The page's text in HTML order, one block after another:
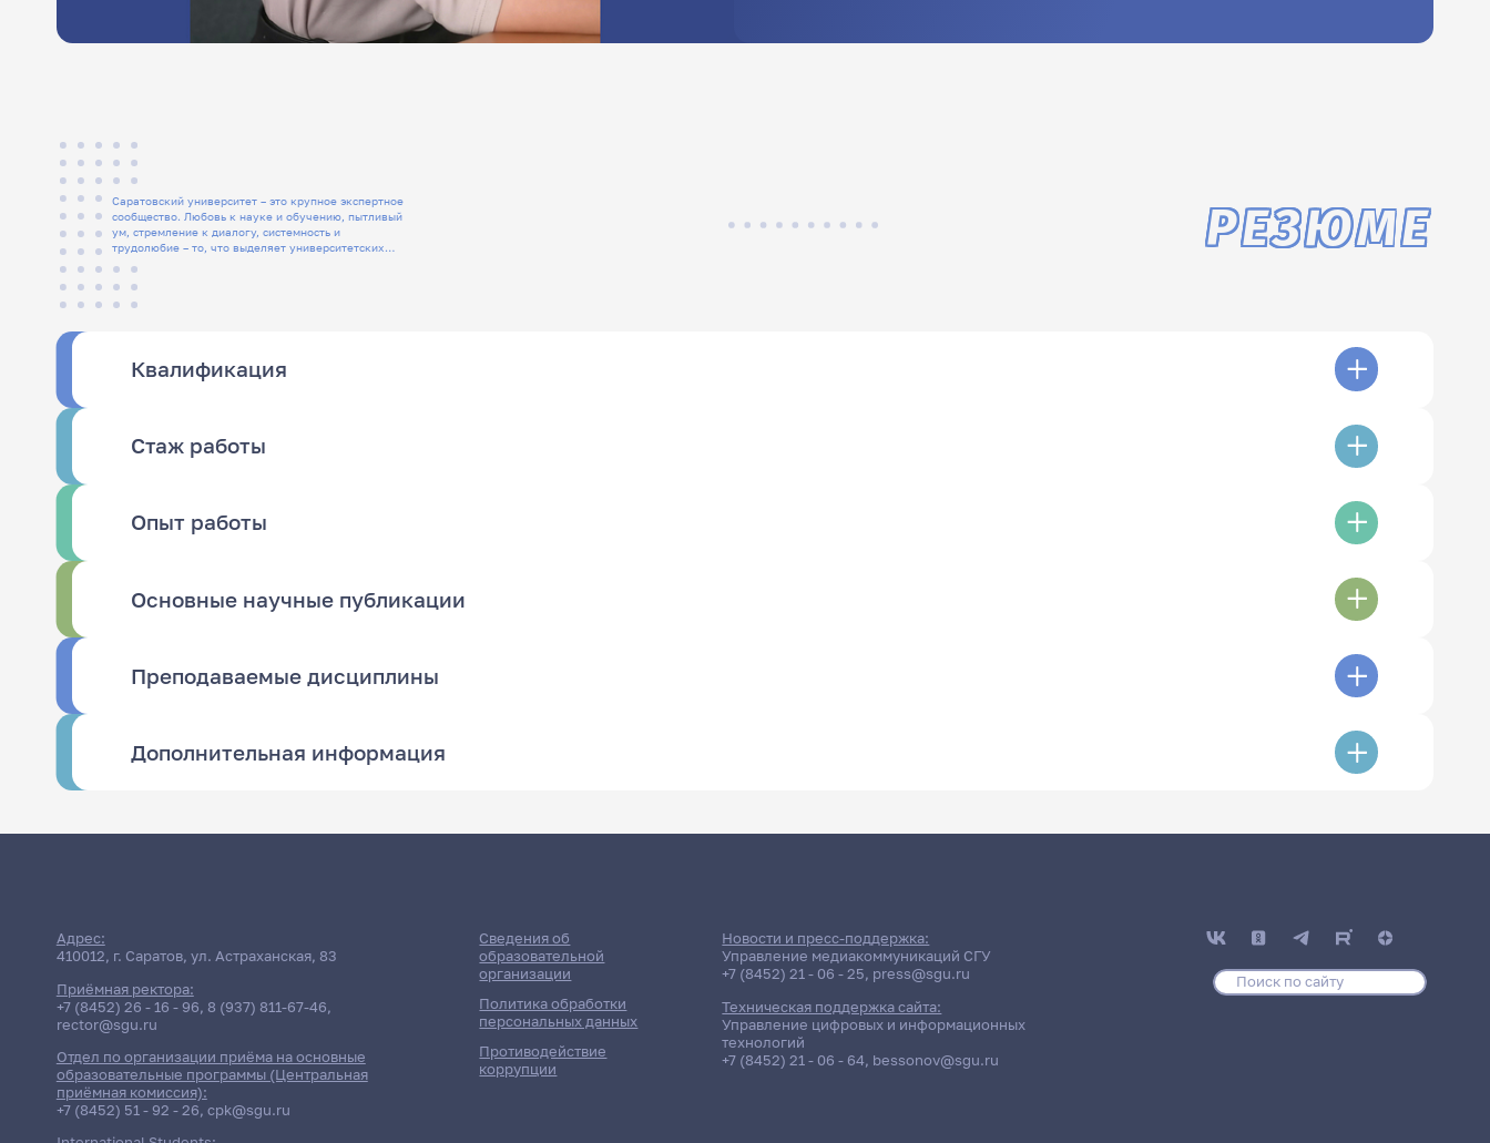
Саратовский университет – это крупное экспертное
сообщество. Любовь к науке и обучению, пытливый
ум, стремление к диалогу, системность и
трудолюбие – то, что выделяет университетских
РЕЗЮМЕ
Квалификация
Стаж работы
Опыт работы
Основные научные публикации
Преподаваемые дисциплины
Дополнительная информация
Адрес:
410012, г. Саратов, ул. Астраханская, 83
Приёмная ректора:
+7 (8452) 26 - 16 - 96, 8 (937) 811-67-46,
rector@sgu.ru
Отдел по организации приёма на основные
образовательные программы (Центральная
приёмная комиссия):
+7 (8452) 51 - 92 - 26, cpk@sgu.ru
Сведения об
образовательной
организации
Политика обработки
персональных данных
Противодействие
коррупции
Новости и пресс-поддержка:
Управление медиакоммуникаций СГУ
+7 (8452) 21 - 06 - 25, press@sgu.ru
Техническая поддержка сайта:
Управление цифровых и информационных
технологий
+7 (8452) 21 - 06 - 64, bessonov@sgu.ru